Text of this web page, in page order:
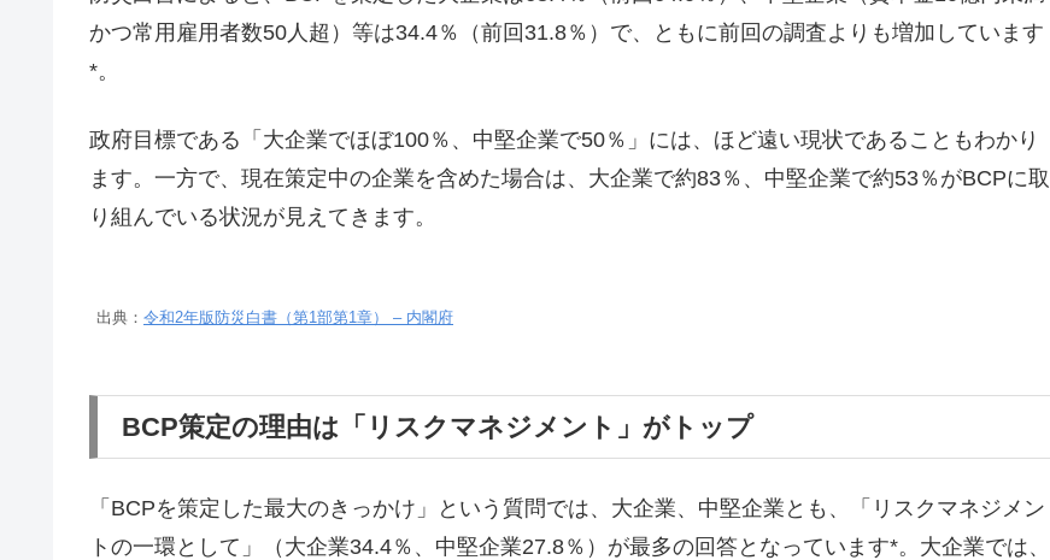
かつ常用雇用者数50人超）等は34.4％（前回31.8％）で、ともに前回の調査よりも増加しています
*。
政府目標である「大企業でほぼ100％、中堅企業で50％」には、ほど遠い現状であることもわかり
ます。一方で、現在策定中の企業を含めた場合は、大企業で約83％、中堅企業で約53％がBCPに取
り組んでいる状況が見えてきます。
出典： 令和2年版防災白書（第1部第1章） – 内閣府
BCP策定の理由は「リスクマネジメント」がトップ
「BCPを策定した最大のきっかけ」という質問では、大企業、中堅企業とも、「リスクマネジメン
トの一環として」（大企業34.4％、中堅企業27.8％）が最多の回答となっています*。大企業では、